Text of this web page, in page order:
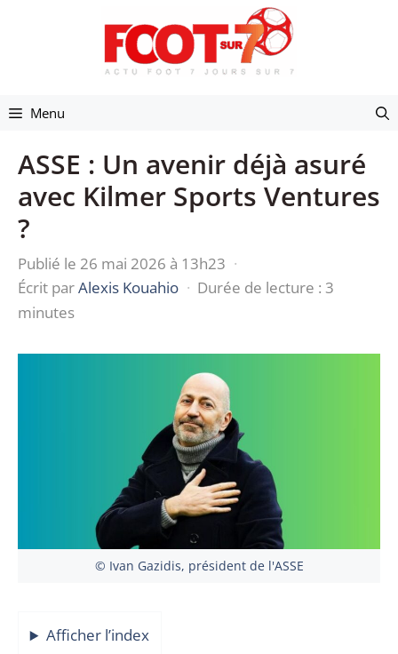
Menu
ASSE : Un avenir déjà asuré
avec Kilmer Sports Ventures
?
Publié le 26 mai 2026 à 13h23 ·
Écrit parAlexis Kouahio · Durée de lecture : 3
minutes
© Ivan Gazidis, président de l'ASSE
Afficher l’index